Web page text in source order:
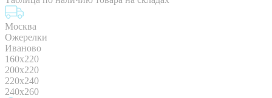
Москва
Ожерелки
Иваново
160х220
200х220
220х240
240х260